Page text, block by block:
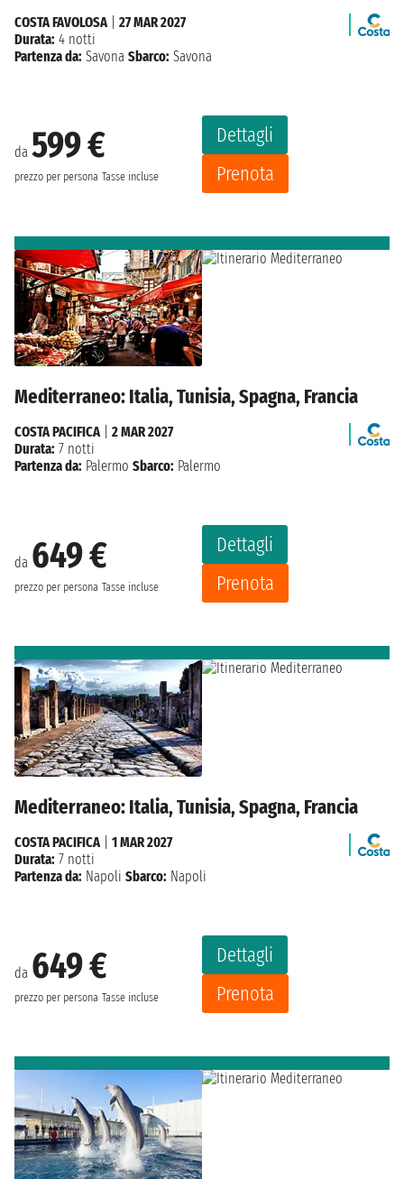
da 599 €
prezzo per persona Tasse incluse
Dettagli
Prenota
COSTA FAVOLOSA| 27 MAR 2027
Durata: 4 notti
Partenza da: Savona Sbarco: Savona
Mediterraneo: Italia, Tunisia, Spagna, Francia
da 649 €
prezzo per persona Tasse incluse
Dettagli
Prenota
COSTA PACIFICA| 2 MAR 2027
Durata: 7 notti
Partenza da: Palermo Sbarco: Palermo
Mediterraneo: Italia, Tunisia, Spagna, Francia
da 649 €
prezzo per persona Tasse incluse
Dettagli
Prenota
COSTA PACIFICA| 1 MAR 2027
Durata: 7 notti
Partenza da: Napoli Sbarco: Napoli